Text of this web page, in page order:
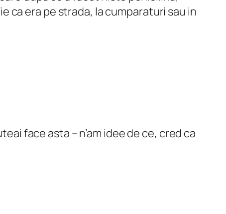
ca era pe strada, la cumparaturi sau in
face asta – n’am idee de ce, cred ca